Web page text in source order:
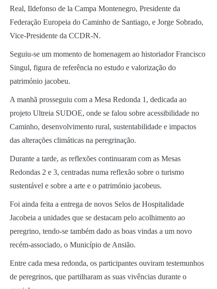
Real, Ildefonso de la Campa Montenegro, Presidente da
Federação Europeia do Caminho de Santiago, e Jorge Sobrado,
Vice-Presidente da CCDR-N.
Seguiu-se um momento de homenagem ao historiador Francisco
Singul, figura de referência no estudo e valorização do
património jacobeu.
A manhã prosseguiu com a Mesa Redonda 1, dedicada ao
projeto Ultreia SUDOE, onde se falou sobre acessibilidade no
Caminho, desenvolvimento rural, sustentabilidade e impactos
das alterações climáticas na peregrinação.
Durante a tarde, as reflexões continuaram com as Mesas
Redondas 2 e 3, centradas numa reflexão sobre o turismo
sustentável e sobre a arte e o património jacobeus.
Foi ainda feita a entrega de novos Selos de Hospitalidade
Jacobeia a unidades que se destacam pelo acolhimento ao
peregrino, tendo-se também dado as boas vindas a um novo
recém-associado, o Município de Ansião.
Entre cada mesa redonda, os participantes ouviram testemunhos
de peregrinos, que partilharam as suas vivências durante o